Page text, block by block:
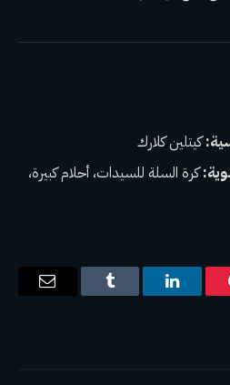
كيتلين كلارك
كرة السلة للسيدات، أحلام كبيرة،
لينكدإن Tumblr
البريد